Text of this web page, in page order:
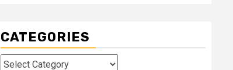
CATEGORIES
Categories